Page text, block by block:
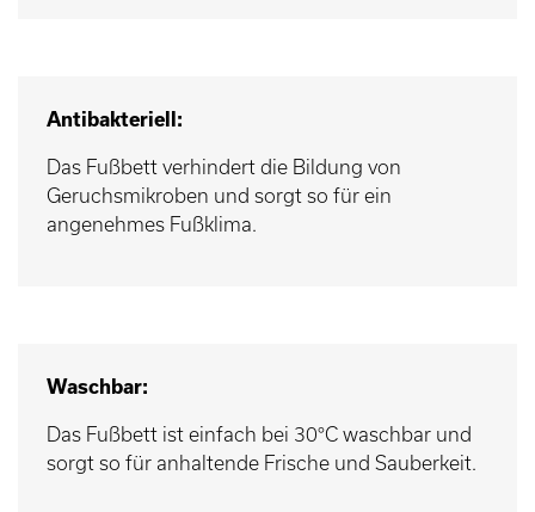
Antibakteriell:
Das Fußbett verhindert die Bildung von
Geruchsmikroben und sorgt so für ein
angenehmes Fußklima.
Waschbar:
Das Fußbett ist einfach bei 30°C waschbar und
sorgt so für anhaltende Frische und Sauberkeit.